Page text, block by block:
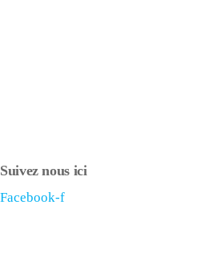
Suivez nous ici
Facebook-f